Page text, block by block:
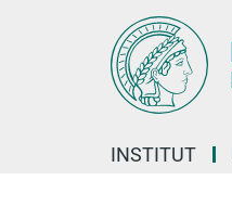
INSTITUT